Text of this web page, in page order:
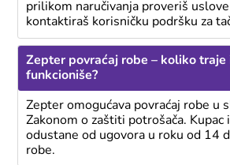
prilikom naručivanja proveriš
kontaktiraš korisničku podršku za
Zepter povraćaj robe – koliko traje
funkcioniše?
Zepter omogućava povraćaj robe u
Zakonom o zaštiti potrošača. Kupac
odustane od ugovora u roku od 14
robe.